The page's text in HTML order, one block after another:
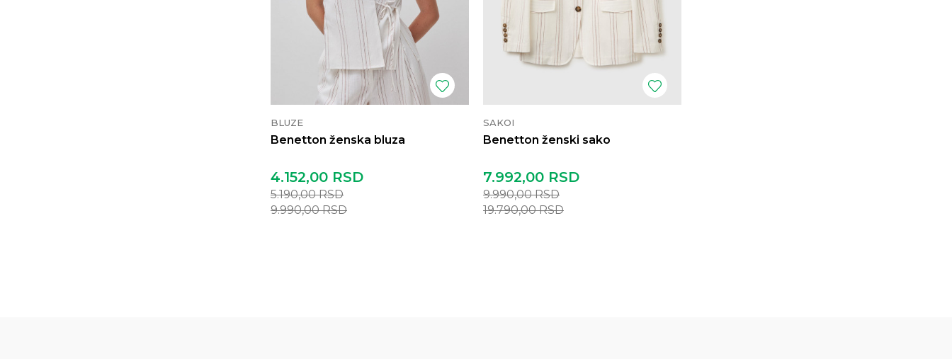
BLUZE
Benetton ženska bluza
4.152,00 RSD
5.190,00RSD
9.990,00RSD
SAKOI
Benetton ženski sako
7.992,00 RSD
9.990,00RSD
19.790,00RSD